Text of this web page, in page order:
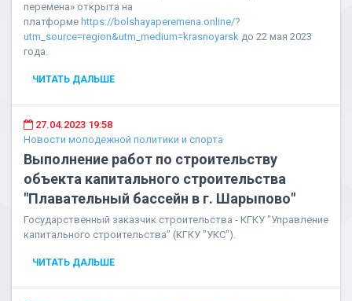
перемена» открыта на
платформе https://bolshayaperemena.online/?
utm_source=region&utm_medium=krasnoyarsk до 22 мая 2023
года.
ЧИТАТЬ ДАЛЬШЕ
27.04.2023 19:58
Новости молодежной политики и спорта
Выполнение работ по строительству
объекта капитального строительства
"Плавательный бассейн в г. Шарыпово"
Государственный заказчик строительства - КГКУ "Управление
капитального строительства" (КГКУ "УКС").
ЧИТАТЬ ДАЛЬШЕ